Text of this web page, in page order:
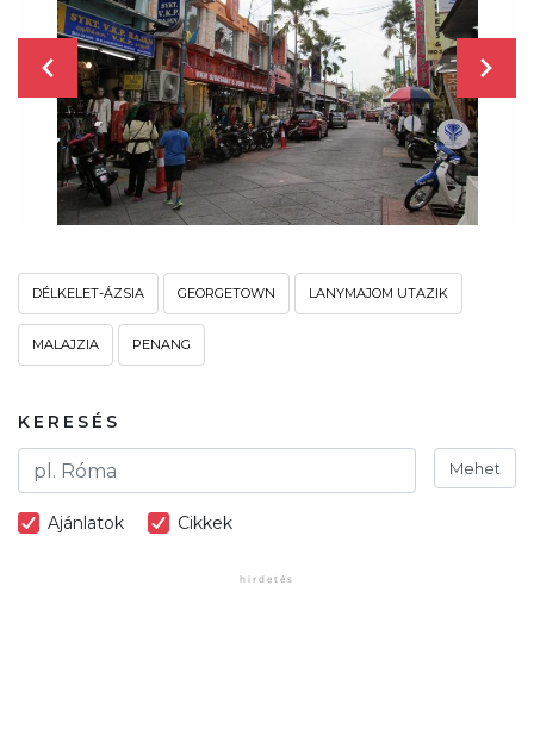
DÉLKELET-ÁZSIA GEORGETOWN LANYMAJOM UTAZIK
MALAJZIA PENANG
KERESÉS
Mehet
Ajánlatok Cikkek